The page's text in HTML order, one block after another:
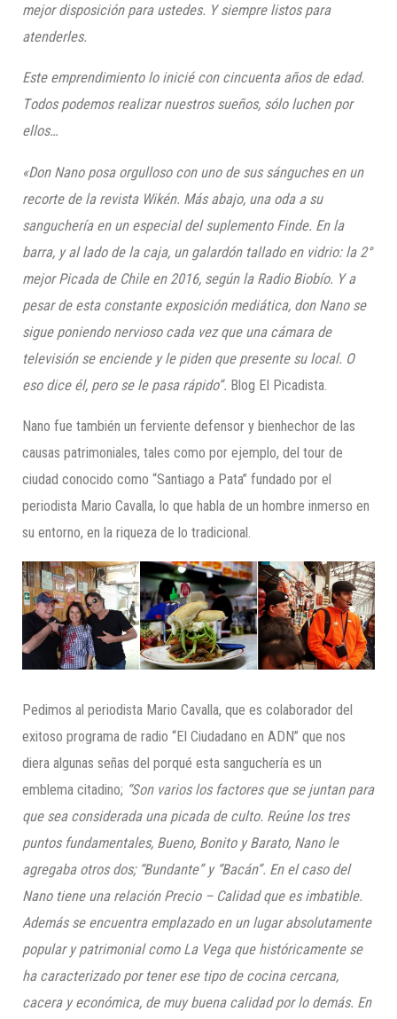
mejor disposición para ustedes. Y siempre listos para
atenderles.
Este emprendimiento lo inicié con cincuenta años de edad.
Todos podemos realizar nuestros sueños, sólo luchen por
ellos…
«Don Nano posa orgulloso con uno de sus sánguches en un
recorte de la revista Wikén. Más abajo, una oda a su
sanguchería en un especial del suplemento Finde. En la
barra, y al lado de la caja, un galardón tallado en vidrio: la 2°
mejor Picada de Chile en 2016, según la Radio Biobío. Y a
pesar de esta constante exposición mediática, don Nano se
sigue poniendo nervioso cada vez que una cámara de
televisión se enciende y le piden que presente su local. O
eso dice él, pero se le pasa rápido”. Blog El Picadista.
Nano fue también un ferviente defensor y bienhechor de las
causas patrimoniales, tales como por ejemplo, del tour de
ciudad conocido como “Santiago a Pata” fundado por el
periodista Mario Cavalla, lo que habla de un hombre inmerso en
su entorno, en la riqueza de lo tradicional.
Pedimos al periodista Mario Cavalla, que es colaborador del
exitoso programa de radio “El Ciudadano en ADN” que nos
diera algunas señas del porqué esta sanguchería es un
emblema citadino; “Son varios los factores que se juntan para
que sea considerada una picada de culto. Reúne los tres
puntos fundamentales, Bueno, Bonito y Barato, Nano le
agregaba otros dos; “Bundante” y “Bacán”. En el caso del
Nano tiene una relación Precio – Calidad que es imbatible.
Además se encuentra emplazado en un lugar absolutamente
popular y patrimonial como La Vega que históricamente se
ha caracterizado por tener ese tipo de cocina cercana,
cacera y económica, de muy buena calidad por lo demás. En